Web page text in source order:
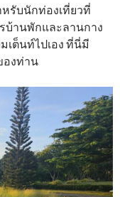
รับนักท่องเที่ยวที่
บ้านพักและลานกาง
เต็นท์ไปเอง ที่นี่มี
องท่าน